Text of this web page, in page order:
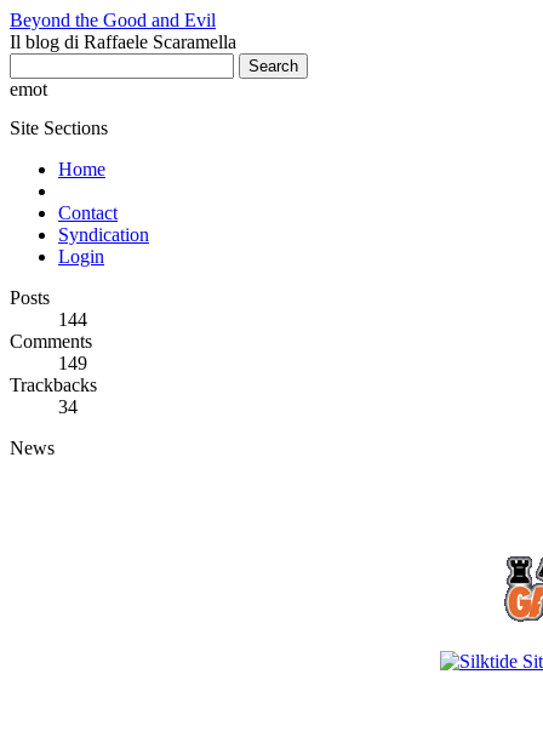
Beyond the Good and Evil
Il blog di Raffaele Scaramella
emot
Site Sections
Home
Contact
Syndication
Login
Posts
144
Comments
149
Trackbacks
34
News